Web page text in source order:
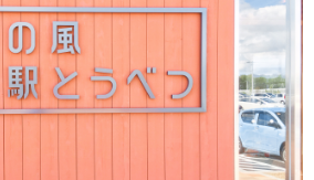
ッ
ト
メ
行・
散
歩
こ
の
ブ